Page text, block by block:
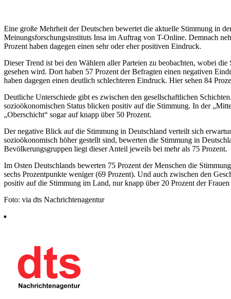
Eine große Mehrheit der Deutschen bewertet die aktuelle Stimmung in
Meinungsforschungsinstituts Insa im Auftrag von T-Online. Demnach
Prozent haben dagegen einen sehr oder eher positiven Eindruck.
Dieser Trend ist bei den Wählern aller Parteien zu beobachten, wobei
gesehen wird. Dort haben 57 Prozent der Befragten einen negativen
haben dagegen einen deutlich schlechteren Eindruck. Hier sehen 84
Deutliche Unterschiede gibt es zwischen den gesellschaftlichen
sozioökonomischen Status blicken positiv auf die Stimmung. In der
„Oberschicht“ sogar auf knapp über 50 Prozent.
Der negative Blick auf die Stimmung in Deutschland verteilt sich
sozioökonomisch höher gestellt sind, bewerten die Stimmung in
Bevölkerungsgruppen liegt dieser Anteil jeweils bei mehr als 75 Prozent.
Im Osten Deutschlands bewerten 75 Prozent der Menschen die
sechs Prozentpunkte weniger (69 Prozent). Und auch zwischen den
positiv auf die Stimmung im Land, nur knapp über 20 Prozent der
Foto: via dts Nachrichtenagentur